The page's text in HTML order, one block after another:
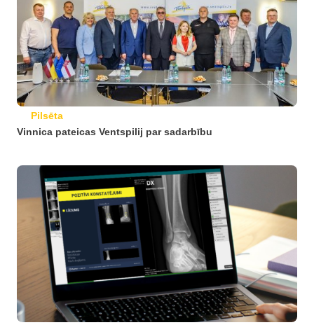
Pilsēta
Vinnica pateicas Ventspilij par sadarbību